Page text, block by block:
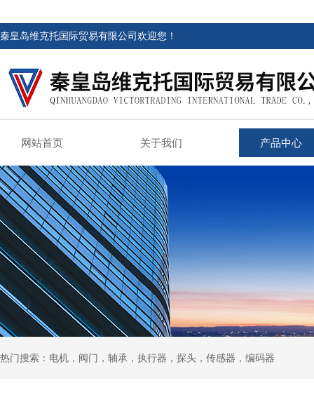
秦皇岛维克托国际贸易有限公司欢迎您！
网站首页 关于我们 产品中心
热门搜索：电机，阀门，轴承，执行器，探头，传感器，编码器